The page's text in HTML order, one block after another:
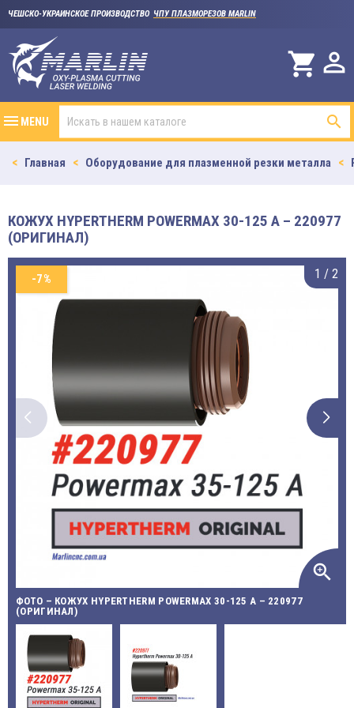
ЧЕШСКО-УКРАИНСКОЕ ПРОИЗВОДСТВО ЧПУ ПЛАЗМОРЕЗОВ MARLIN

shopping_cart
MENU 
Главная Оборудование для плазменной резки металла
КОЖУХ HYPERTHERM POWERMAX 30-125 A – 220977
(ОРИГИНАЛ)
-7%
zoom_in
ФОТО – КОЖУХ HYPERTHERM POWERMAX 30-125 A – 220977
(ОРИГИНАЛ)
1 / 2